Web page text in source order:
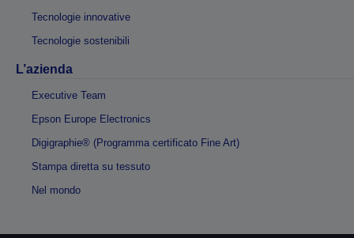
Tecnologie innovative
Tecnologie sostenibili
L’azienda
Executive Team
Epson Europe Electronics
Digigraphie® (Programma certificato Fine Art)
Stampa diretta su tessuto
Nel mondo